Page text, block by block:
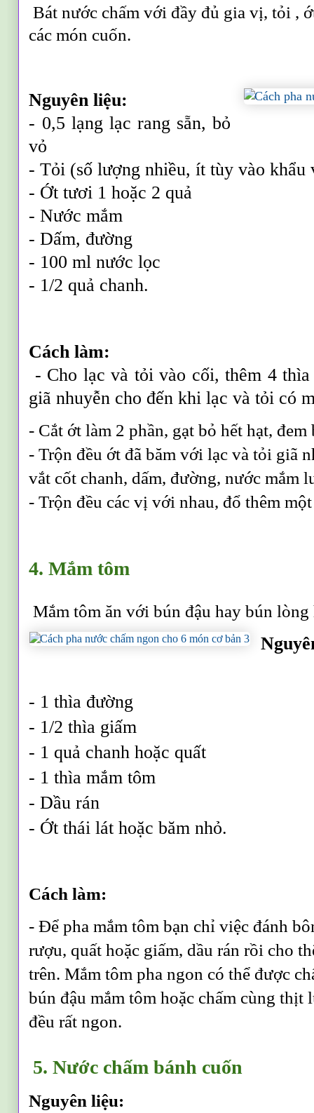
Bát nước chấm với đầy đủ gia vị, tỏi ,
các món cuốn.
Nguyên liệu:
- 0,5 lạng lạc rang sẵn, bỏ
vỏ
- Tỏi (số lượng nhiều, ít tùy vào khẩu
- Ớt tươi 1 hoặc 2 quả
- Nước mắm
- Dấm, đường
- 100 ml nước lọc
- 1/2 quả chanh.
Cách làm:
- Cho lạc và tỏi vào cối, thêm 4
giã nhuyễn cho đến khi lạc và tỏi có
- Cắt ớt làm 2 phần, gạt bỏ hết hạt, đem
- Trộn đều ớt đã băm với lạc và tỏi giã
vắt cốt chanh, dấm, đường, nước mắm
- Trộn đều các vị với nhau, đổ thêm
4. Mắm tôm
Mắm tôm ăn với bún đậu hay bún lòng
- 1 thìa đường
- 1/2 thìa giấm
- 1 quả chanh hoặc quất
- 1 thìa mắm tôm
- Dầu rán
- Ớt thái lát hoặc băm nhỏ.
Cách làm:
- Để pha mắm tôm bạn chỉ việc đánh
rượu, quất hoặc giấm, dầu rán rồi cho
trên. Mắm tôm pha ngon có thể được
bún đậu mắm tôm hoặc chấm cùng
đều rất ngon.
5. Nước chấm bánh cuốn
Nguyên liệu: